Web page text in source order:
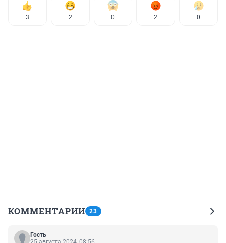
3 2 0 2 0
КОММЕНТАРИИ 23
Гость